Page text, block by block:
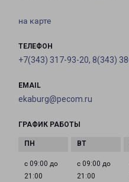
на карте
ТЕЛЕФОН
+7(343) 317-93-20, 8(343)
EMAIL
ekaburg@pecom.ru
ГРАФИК РАБОТЫ
с 09:00 до
21:00
с 09:00 до
21:00